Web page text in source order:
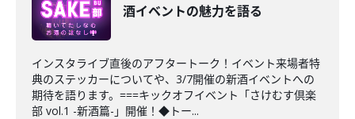
酒イベントの魅力を語る
インスタライブ直後のアフタートーク！イベント来場者特
典のステッカーについてや、3/7開催の新酒イベントへの
期待を語ります。===キックオフイベント「さけむす倶楽
部 vol.1 -新酒篇-」開催！◆トー...